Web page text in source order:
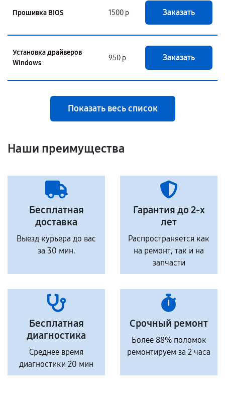
Прошивка BIOS 1500 р Заказать
Установка драйверов
Windows
950 р Заказать
Показать весь список
Наши преимущества
Бесплатная
доставка
Выезд курьера до вас
за 30 мин.
Гарантия до 2-х
лет
Распространяется как
на ремонт, так и на
запчасти
Бесплатная
диагностика
Среднее время
диагностики 20 мин
Срочный ремонт
Более 88% поломок
ремонтируем за 2 часа